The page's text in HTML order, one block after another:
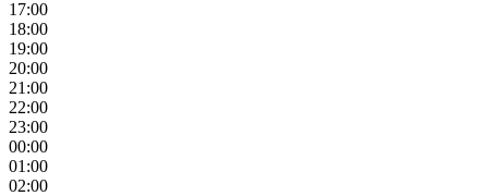
17:00
18:00
19:00
20:00
21:00
22:00
23:00
00:00
01:00
02:00